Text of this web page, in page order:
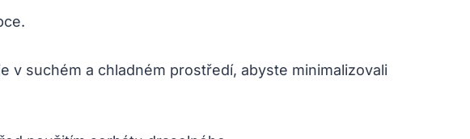
v suchém a chladném prostředí, abyste minimalizovali